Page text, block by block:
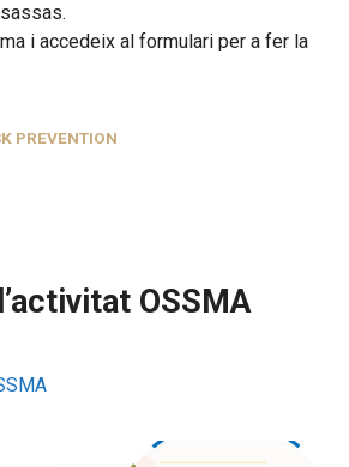
i accedeix al formulari per a fer la
PREVENTION
OSSMA